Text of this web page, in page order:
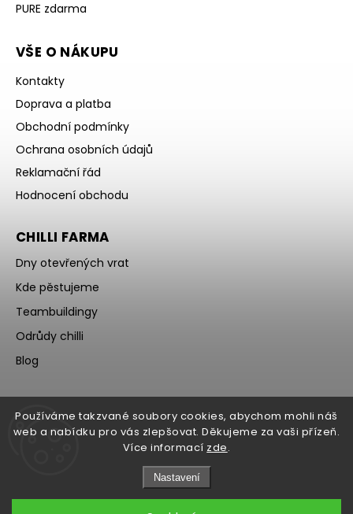
Používáme takzvané soubory cookies, abychom mohli náš
web a nabídku pro vás zlepšovat. Děkujeme za vaši přízeň.
Více informací zde.
Nastavení
PURE zdarma
VŠE O NÁKUPU
Kontakty
Doprava a platba
Obchodní podmínky
Ochrana osobních údajů
Reklamační řád
Hodnocení obchodu
CHILLI FARMA
Dny otevřených vrat
Kde pěstujeme
Teambuildingy
Odrůdy chilli
Blog